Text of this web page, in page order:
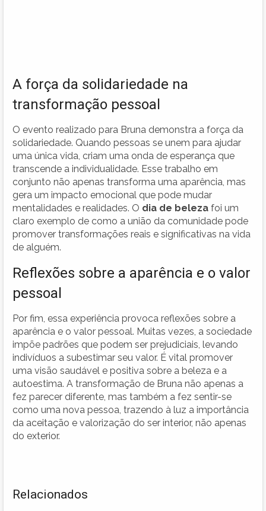
A força da solidariedade na
transformação pessoal
O evento realizado para Bruna demonstra a força da
solidariedade. Quando pessoas se unem para ajudar
uma única vida, criam uma onda de esperança que
transcende a individualidade. Esse trabalho em
conjunto não apenas transforma uma aparência, mas
gera um impacto emocional que pode mudar
mentalidades e realidades. O dia de beleza foi um
claro exemplo de como a união da comunidade pode
promover transformações reais e significativas na vida
de alguém.
Reflexões sobre a aparência e o valor
pessoal
Por fim, essa experiência provoca reflexões sobre a
aparência e o valor pessoal. Muitas vezes, a sociedade
impõe padrões que podem ser prejudiciais, levando
indivíduos a subestimar seu valor. É vital promover
uma visão saudável e positiva sobre a beleza e a
autoestima. A transformação de Bruna não apenas a
fez parecer diferente, mas também a fez sentir-se
como uma nova pessoa, trazendo à luz a importância
da aceitação e valorização do ser interior, não apenas
do exterior.
Relacionados